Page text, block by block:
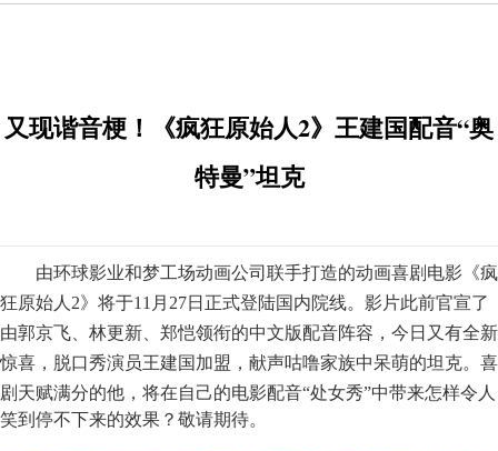
又现谐音梗！《疯狂原始人2》王建国配音“奥
特曼”坦克
由环球影业和梦工场动画公司联手打造的动画喜剧电影 《疯
狂原始人 2》将于1 1 月 27日正式登陆国内院线。影片此前官宣了
由郭京飞、林更新、郑恺领衔的中文版配音阵容，今日又有全新
惊喜，脱口秀演员王建国加盟，献声咕噜家族中呆萌的坦克。喜
剧天赋满分的他，将在自己的电影配音“处女秀”中带来怎样令人
笑到停不下来的效果？敬请期待。